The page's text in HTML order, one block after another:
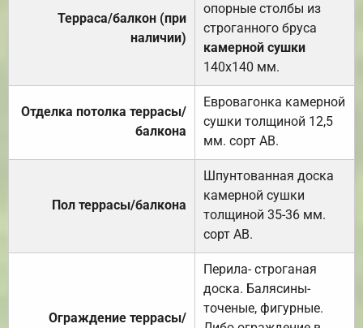
Терраса/балкон (при
наличии)
опорные столбы из
строганного бруса
камерной сушки
140х140 мм.
Отделка потолка террасы/
балкона
Евровагонка камерной
сушки толщиной 12,5
мм. сорт АВ.
Пол террасы/балкона
Шпунтованная доска
камерной сушки
толщиной 35-36 мм.
сорт АВ.
Ограждение террасы/
Перила- строганая
доска. Балясины-
точеные, фигурные.